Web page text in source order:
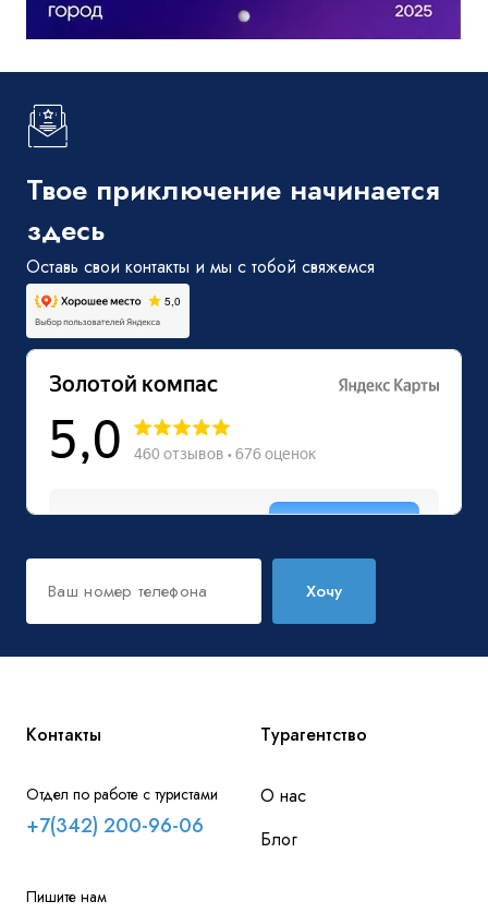
Твое приключение начинается
здесь
Оставь свои контакты и мы с тобой свяжемся
Хочу
Контакты
Отдел по работе с туристами
+7(342) 200-96-06
Пишите нам
Турагентство
О нас
Блог